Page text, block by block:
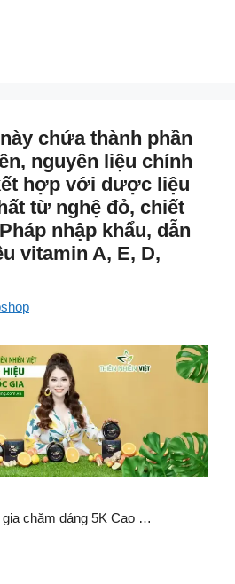
chứa thành phần
nguyên liệu chính
hợp với dược liệu
từ nghệ đỏ, chiết
nhập khẩu, dẫn
vitamin A, E, D,
chăm dáng 5K Cao …